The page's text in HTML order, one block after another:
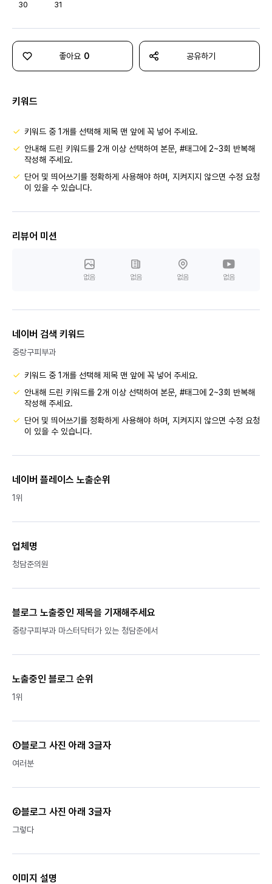
30 31
좋아요 0 공유하기
키워드
키워드 중 1개를 선택해 제목 맨 앞에 꼭 넣어 주세요.
안내해 드린 키워드를 2개 이상 선택하여 본문, #태그에 2~3회 반복해
작성해 주세요.
단어 및 띄어쓰기를 정확하게 사용해야 하며, 지켜지지 않으면 수정 요청
이 있을 수 있습니다.
리뷰어 미션
없음 없음 없음 없음
네이버 검색 키워드
중랑구피부과
키워드 중 1개를 선택해 제목 맨 앞에 꼭 넣어 주세요.
안내해 드린 키워드를 2개 이상 선택하여 본문, #태그에 2~3회 반복해
작성해 주세요.
단어 및 띄어쓰기를 정확하게 사용해야 하며, 지켜지지 않으면 수정 요청
이 있을 수 있습니다.
네이버 플레이스 노출순위
1위
업체명
청담준의원
블로그 노출중인 제목을 기재해주세요
중랑구피부과 마스터닥터가 있는 청담준에서
노출중인 블로그 순위
1위
①블로그 사진 아래 3글자
여러분
②블로그 사진 아래 3글자
그렇다
이미지 설명